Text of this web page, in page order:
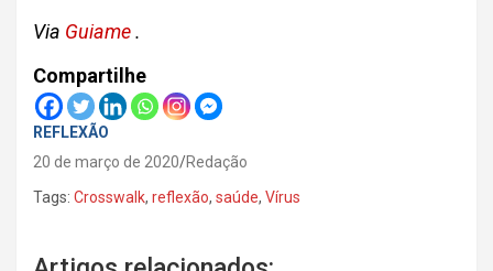
Via Guiame.
Compartilhe
REFLEXÃO
20 de março de 2020 Redação
Tags: Crosswalk, reflexão, saúde, Vírus